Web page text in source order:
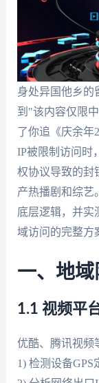
身处异国他乡的
到"该内容仅限
了你追《庆余年
IP被限制访问时
权协议导致的封
产热播剧和综艺
底层逻辑，并实
域访问的完整方
一、地
1.1 视频平
优酷、腾讯视频
1) 检测设备GPS